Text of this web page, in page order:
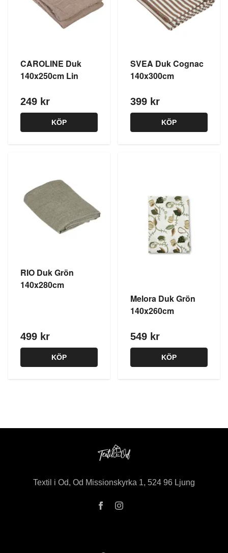
CAROLINE Duk
140x250cm Lin
249 kr
KÖP
SVEA Duk Cognac
140x300cm
399 kr
KÖP
RIO Duk Grön
140x280cm
499 kr
KÖP
Melora Duk Grön
140x260cm
549 kr
KÖP
Textil i Od, Od Missionskyrka 1, 524 96 Ljung